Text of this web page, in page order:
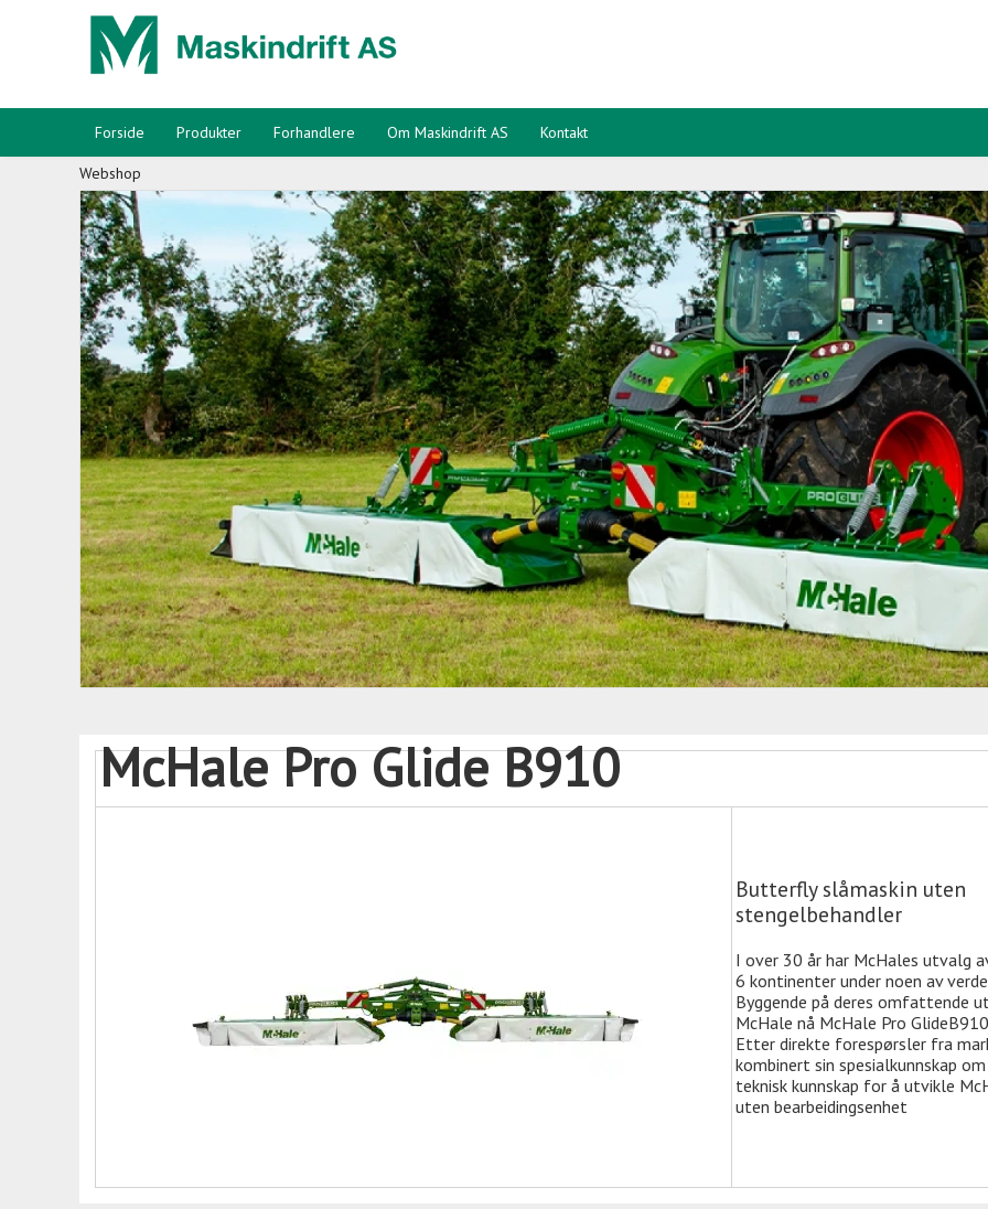
Forside Produkter Forhandlere Om Maskindrift AS Kontakt
Webshop
McHale Pro Glide B910
Butterfly slåmaskin uten
stengelbehandler
I over 30 år har McHales utvalg
6 kontinenter under noen av
Byggende på deres omfattende
McHale nå McHale Pro
Etter direkte forespørsler fra
kombinert sin spesialkunnskap
teknisk kunnskap for å utvikle
uten bearbeidingsenhet